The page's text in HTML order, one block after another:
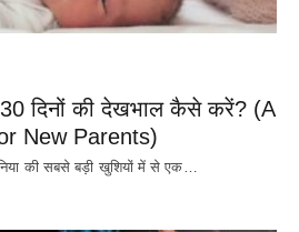
दिनों की देखभाल कैसे करें? (A
New Parents)
की सबसे बड़ी खुशियों में से एक…